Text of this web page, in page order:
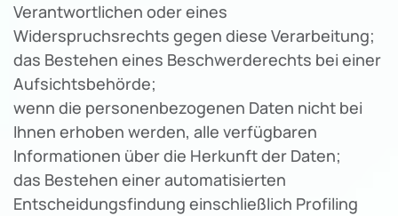
Verantwortlichen oder eines
Widerspruchsrechts gegen diese Verarbeitung;
das Bestehen eines Beschwerderechts bei einer
Aufsichtsbehörde;
wenn die personenbezogenen Daten nicht bei
Ihnen erhoben werden, alle verfügbaren
Informationen über die Herkunft der Daten;
das Bestehen einer automatisierten
Entscheidungsfindung einschließlich Profiling